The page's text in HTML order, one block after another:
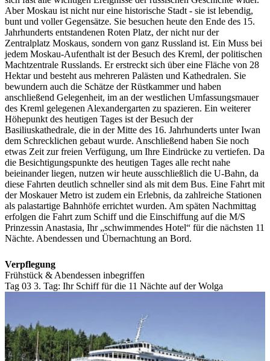
Aber Moskau ist nicht nur eine historische Stadt - sie ist lebendig,
bunt und voller Gegensätze. Sie besuchen heute den Ende des 15.
Jahrhunderts entstandenen Roten Platz, der nicht nur der
Zentralplatz Moskaus, sondern von ganz Russland ist. Ein Muss bei
jedem Moskau-Aufenthalt ist der Besuch des Kreml, der politischen
Machtzentrale Russlands. Er erstreckt sich über eine Fläche von 28
Hektar und besteht aus mehreren Palästen und Kathedralen. Sie
bewundern auch die Schätze der Rüstkammer und haben
anschließend Gelegenheit, im an der westlichen Umfassungsmauer
des Kreml gelegenen Alexandergarten zu spazieren. Ein weiterer
Höhepunkt des heutigen Tages ist der Besuch der
Basiliuskathedrale, die in der Mitte des 16. Jahrhunderts unter Iwan
dem Schrecklichen gebaut wurde. Anschließend haben Sie noch
etwas Zeit zur freien Verfügung, um Ihre Eindrücke zu vertiefen. Da
die Besichtigungspunkte des heutigen Tages alle recht nahe
beieinander liegen, nutzen wir heute ausschließlich die U-Bahn, da
diese Fahrten deutlich schneller sind als mit dem Bus. Eine Fahrt mit
der Moskauer Metro ist zudem ein Erlebnis, da zahlreiche Stationen
als palastartige Bahnhöfe errichtet wurden. Am späten Nachmittag
erfolgen die Fahrt zum Schiff und die Einschiffung auf die M/S
Prinzessin Anastasia, Ihr „schwimmendes Hotel“ für die nächsten 11
Nächte. Abendessen und Übernachtung an Bord.
Verpflegung
Frühstück & Abendessen inbegriffen
Tag 03 3. Tag: Ihr Schiff für die 11 Nächte auf der Wolga